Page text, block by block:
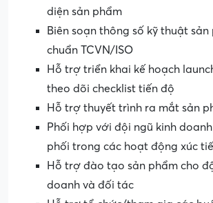
diện sản phẩm
Biên soạn thông số kỹ thuật
chuẩn TCVN/ISO
Hỗ trợ triển khai kế hoạch
theo dõi checklist tiến độ
Hỗ trợ thuyết trình ra mắt sản
Phối hợp với đội ngũ kinh
phối trong các hoạt động xúc
Hỗ trợ đào tạo sản phẩm cho
doanh và đối tác